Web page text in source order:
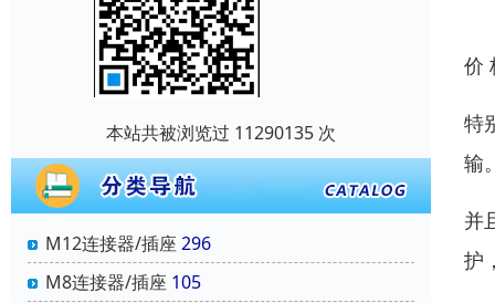
本站共被浏览过 11290135 次
M12连接器/插座 296
M8连接器/插座 105
价
特
输
并
护